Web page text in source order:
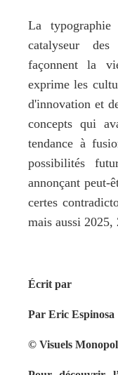
La
catalyseur
façonnent la
exprime les
d'innovation et
concepts qui
tendance à
possibilités
annonçant peut-
certes
mais aussi
Écrit par
Par Eric Espinosa
© Visuels